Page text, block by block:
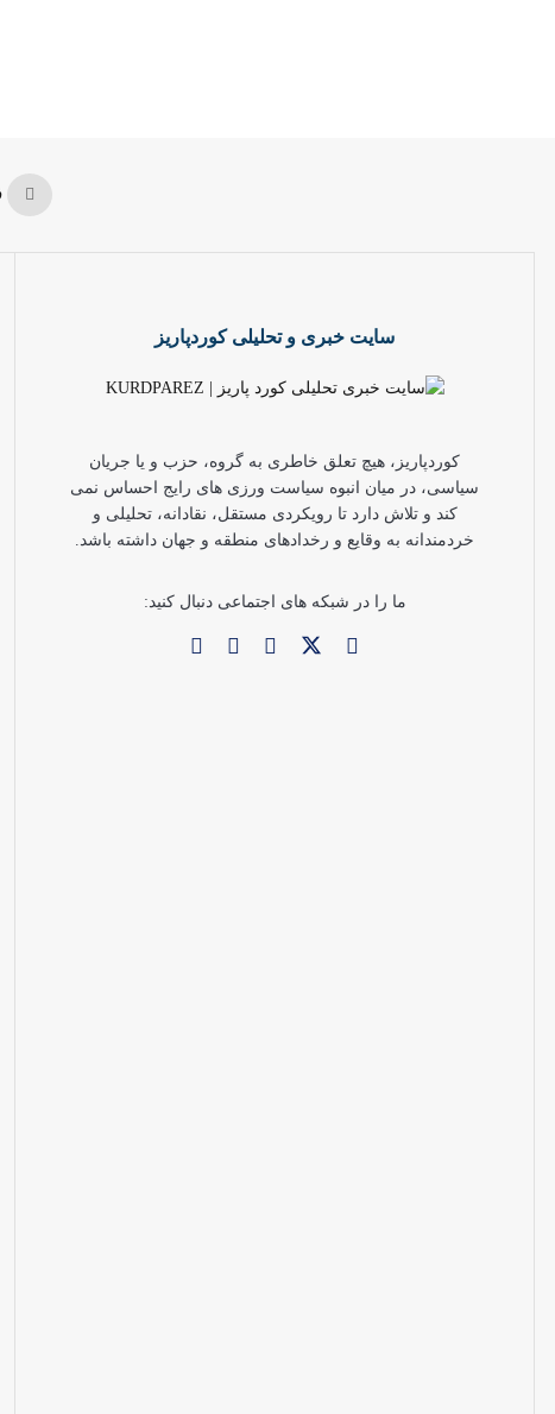
سایت خبری و تحلیلی کوردپاریز
کوردپاریز، هیچ تعلق خاطری به گروه، حزب و یا جریان
سیاسی، در میان انبوه سیاست ورزی های رایج احساس نمی
کند و تلاش دارد تا رویکردی مستقل، نقادانه، تحلیلی و
خردمندانه به وقایع و رخدادهای منطقه و جهان داشته باشد.
ما را در شبکه های اجتماعی دنبال کنید: